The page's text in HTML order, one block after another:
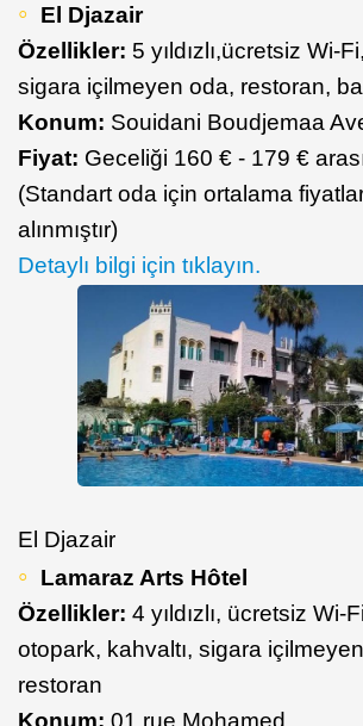
El Djazair
Özellikler: 5 yıldızlı,ücretsiz Wi-
sigara içilmeyen oda, restoran,
Konum: Souidani Boudjemaa
Fiyat: Geceliği 160 € - 179 €
(Standart oda için ortalama
alınmıştır)
Detaylı bilgi için tıklayın.
El Djazair
Lamaraz Arts Hôtel
Özellikler: 4 yıldızlı, ücretsiz Wi-
otopark, kahvaltı, sigara
restoran